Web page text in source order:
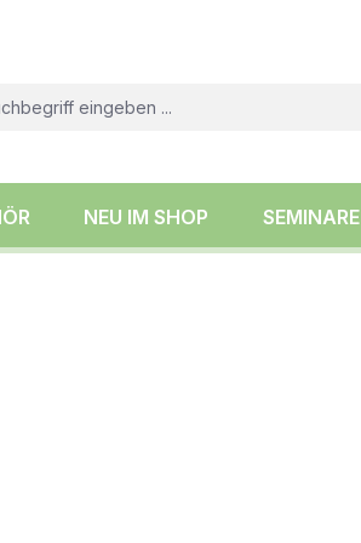
NEU IM SHOP SEMINARE